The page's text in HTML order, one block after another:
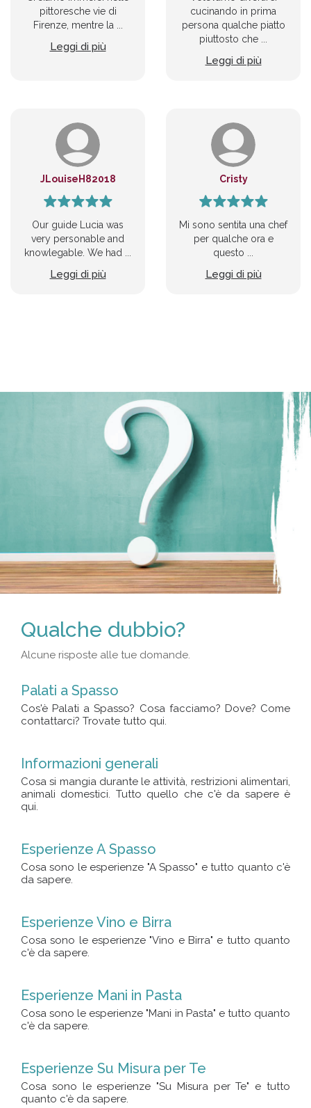
pittoresche vie di
Firenze, mentre la ...
Leggi di più
cucinando in prima
persona qualche piatto
piuttosto che ...
Leggi di più
JLouiseH82018
Our guide Lucia was
very personable and
knowlegable. We had ...
Leggi di più
Cristy
Mi sono sentita una chef
per qualche ora e
questo ...
Leggi di più
Qualche dubbio?
Alcune risposte alle tue domande.
Palati a Spasso
Cos'è Palati a Spasso? Cosa facciamo? Dove? Come
contattarci? Trovate tutto qui.
Informazioni generali
Cosa si mangia durante le attività, restrizioni alimentari,
animali domestici. Tutto quello che c'è da sapere è
qui.
Esperienze A Spasso
Cosa sono le esperienze "A Spasso" e tutto quanto c'è
da sapere.
Esperienze Vino e Birra
Cosa sono le esperienze "Vino e Birra" e tutto quanto
c'è da sapere.
Esperienze Mani in Pasta
Cosa sono le esperienze "Mani in Pasta" e tutto quanto
c'è da sapere.
Esperienze Su Misura per Te
Cosa sono le esperienze "Su Misura per Te" e tutto
quanto c'è da sapere.